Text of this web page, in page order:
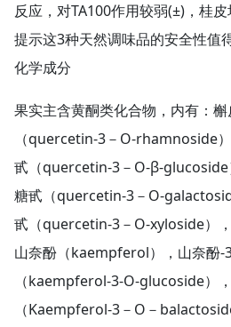
反应，对TA100作用较弱(±)，桂
提示这3种天然调味品的安全性值
化学成分
果实主含黄酮类化合物，内有：
（quercetin-3－O-rhamnoside
甙（quercetin-3－O-β-glucoside
糖甙（quercetin-3－O-
甙（quercetin-3－O-xyloside）
山奈酚（kaempferol），山奈酚-
（kaempferol-3-O-glucoside）
（Kaempferol-3－O－